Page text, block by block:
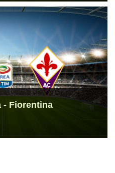
- Fiorentina